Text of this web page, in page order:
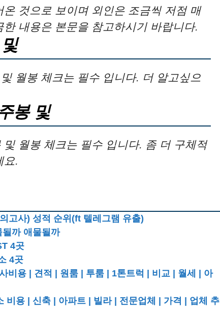
것으로 보이며 외인은 조금씩 저점 매
내용은 본문을 참고하시기 바랍니다.
월봉 체크는 필수 입니다. 더 알고싶으
봉 및
월봉 체크는 필수 입니다. 좀 더 구체적
요.
고사) 성적 순위(ft 텔레그램 유출)
까 애물될까
4곳
4곳
비용 | 견적 | 원룸 | 투룸 | 1톤트럭 | 비교 | 월세 | 아
비용 | 신축 | 아파트 | 빌라 | 전문업체 | 가격 | 업체 추